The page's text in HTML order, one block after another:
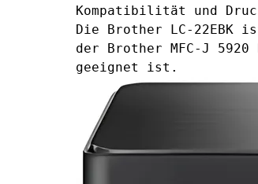
Kompatibilität und
Die Brother LC-
der Brother MFC-J
geeignet ist.